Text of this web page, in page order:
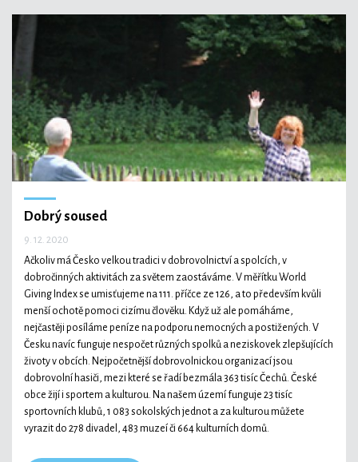
Dobrý soused
9. 12. 2020
Ačkoliv má Česko velkou tradici v dobrovolnictví a spolcích, v
dobročinných aktivitách za světem zaostáváme. V měřítku World
Giving Index se umisťujeme na 111. příčce ze 126, a to především kvůli
menší ochotě pomoci cizímu člověku. Když už ale pomáháme,
nejčastěji posíláme peníze na podporu nemocných a postižených. V
Česku navíc funguje nespočet různých spolků a neziskovek zlepšujících
životy v obcích. Nejpočetnější dobrovolnickou organizací jsou
dobrovolní hasiči, mezi které se řadí bezmála 363 tisíc Čechů. České
obce žijí i sportem a kulturou. Na našem území funguje 23 tisíc
sportovních klubů, 1 083 sokolských jednot a za kulturou můžete
vyrazit do 278 divadel, 483 muzeí či 664 kulturních domů.